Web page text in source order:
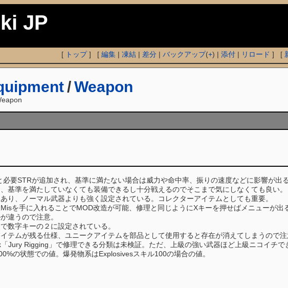
JP
[ トップ] [編集 |凍結 | 差分 |バックアップ(+) |添付 | リロード ] [
/Weapon
必要STRが追加され、基準に満たない場合は威力や命中率、振りの速度などに影響が出
基準を満たしていなくても装備できるし十分戦えるのでそこまで気にしなくても良い。
り、ノーマル武器よりも強く設定されている。コレクターアイテムとしても重要。
を手に入れることでMOD改造が可能、修理と同じようにXキーを押せばメニューが出
違うので注意。
数字キーの２に設定されている。
テムが残る仕様、ユニークアイテムを部品として使用すると存在が消えてしまうので注
Jury Rigging」で修理できる分類は未検証。ただ、上級の強い武器ほど上級ニコイチで
の状態での値。爆発物系はExplosivesスキル100の場合の値。